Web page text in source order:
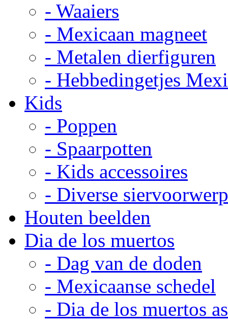
- Waaiers
- Mexicaan magneet
- Metalen dierfiguren
- Hebbedingetjes
Kids
- Poppen
- Spaarpotten
- Kids accessoires
- Diverse
Houten beelden
Dia de los muertos
- Dag van de doden
- Mexicaanse schedel
- Dia de los muertos